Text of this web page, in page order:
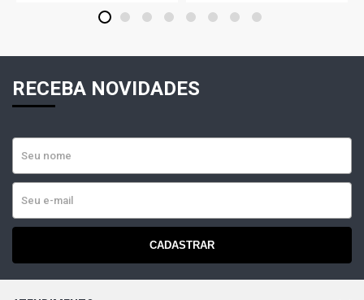
1 2 3 4 5 6 7 8
RECEBA NOVIDADES
CADASTRAR